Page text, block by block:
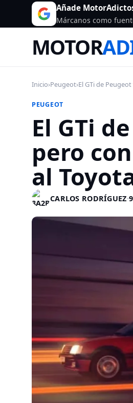
Añade
Márcanos como
MOTOR
Inicio›Peugeot›El GTi de
PEUGEOT
El GTi
pero
al
CARLOS RODRÍGUEZ·